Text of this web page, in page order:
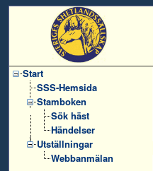
Start
SSS-Hemsida
Stamboken
Sök häst
Händelser
Utställningar
Webbanmälan